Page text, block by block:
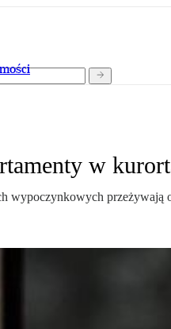
w
wypoczynkowych przeżywają